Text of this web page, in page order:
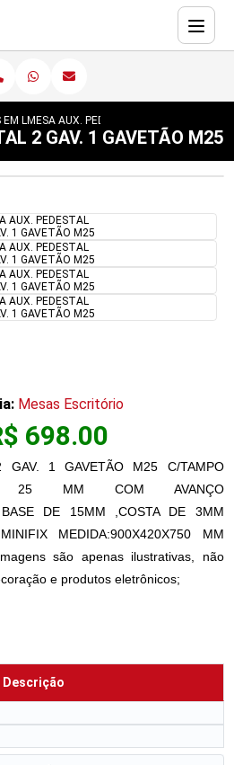
EM LMESA AUX. PEDESTAL 2 GAV. 1
2 GAV. 1 GAVETÃO M25
Mesas Escritório
698.00
GAV. 1 GAVETÃO M25 C/TAMPO
25 MM COM AVANÇO
BASE DE 15MM ,COSTA DE 3MM
MEDIDA:900X420X750 MM
são apenas ilustrativas, não
e produtos eletrônicos;
Descrição